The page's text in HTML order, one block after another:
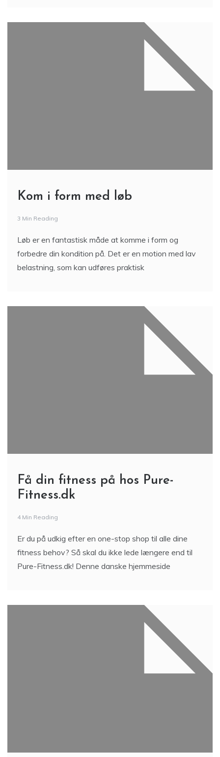
Kom i form med løb
3 Min Reading
Løb er en fantastisk måde at komme i form og
forbedre din kondition på. Det er en motion med lav
belastning, som kan udføres praktisk
Få din fitness på hos Pure-
Fitness.dk
4 Min Reading
Er du på udkig efter en one-stop shop til alle dine
fitness behov? Så skal du ikke lede længere end til
Pure-Fitness.dk! Denne danske hjemmeside